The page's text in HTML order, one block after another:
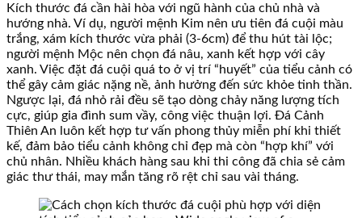
Kích thước đá cần hài hòa với ngũ hành của chủ nhà và
hướng nhà. Ví dụ, người mệnh Kim nên ưu tiên đá cuội màu
trắng, xám kích thước vừa phải (3-6cm) để thu hút tài lộc;
người mệnh Mộc nên chọn đá nâu, xanh kết hợp với cây
xanh. Việc đặt đá cuội quá to ở vị trí “huyết” của tiểu cảnh có
thể gây cảm giác nặng nề, ảnh hưởng đến sức khỏe tinh thần.
Ngược lại, đá nhỏ rải đều sẽ tạo dòng chảy năng lượng tích
cực, giúp gia đình sum vầy, công việc thuận lợi. Đá Cảnh
Thiên An luôn kết hợp tư vấn phong thủy miễn phí khi thiết
kế, đảm bảo tiểu cảnh không chỉ đẹp mà còn “hợp khí” với
chủ nhân. Nhiều khách hàng sau khi thi công đã chia sẻ cảm
giác thư thái, may mắn tăng rõ rệt chỉ sau vài tháng.